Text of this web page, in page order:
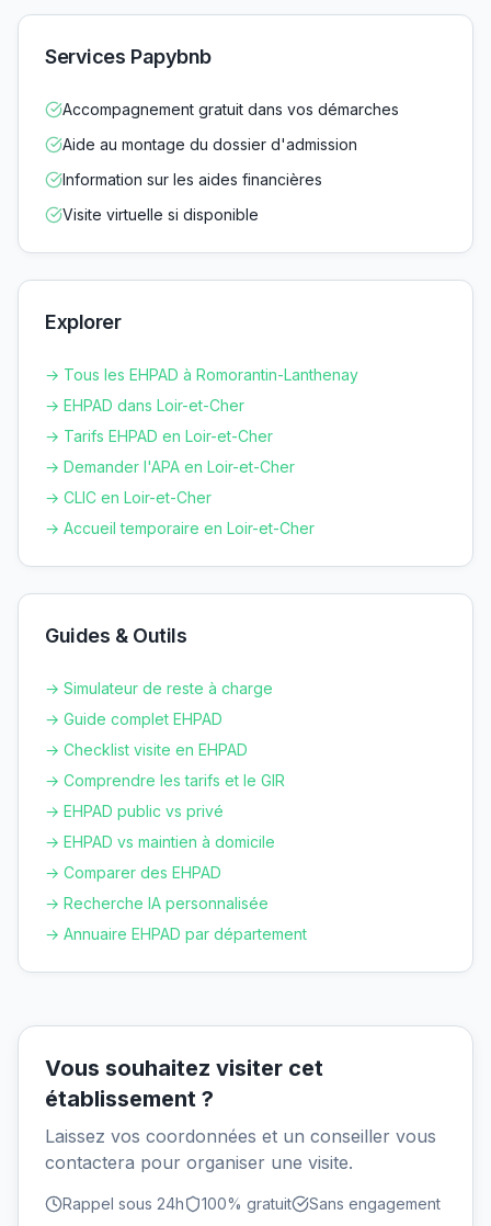
Services Papybnb
Accompagnement gratuit dans vos démarches
Aide au montage du dossier d'admission
Information sur les aides financières
Visite virtuelle si disponible
Explorer
→ Tous les EHPAD à Romorantin-Lanthenay
→ EHPAD dans Loir-et-Cher
→ Tarifs EHPAD en Loir-et-Cher
→ Demander l'APA en Loir-et-Cher
→ CLIC en Loir-et-Cher
→ Accueil temporaire en Loir-et-Cher
Guides & Outils
→ Simulateur de reste à charge
→ Guide complet EHPAD
→ Checklist visite en EHPAD
→ Comprendre les tarifs et le GIR
→ EHPAD public vs privé
→ EHPAD vs maintien à domicile
→ Comparer des EHPAD
→ Recherche IA personnalisée
→ Annuaire EHPAD par département
Vous souhaitez visiter cet
établissement ?
Laissez vos coordonnées et un conseiller vous
contactera pour organiser une visite.
Rappel sous 24h 100% gratuit Sans engagement